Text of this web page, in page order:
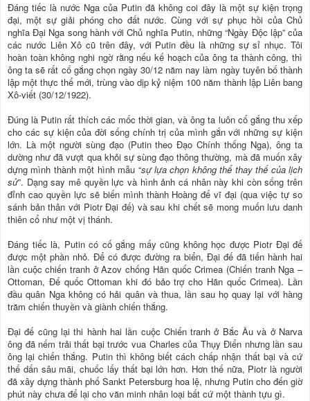
Đáng tiếc là nước Nga của Putin đã không coi đây là một sự kiện trọng
đại, một sự giải phóng cho đất nước. Cùng với sự phục hồi của Chủ
nghĩa Đại Nga song hành với Chủ nghĩa Putin, những “Ngày Độc lập” của
các nước Liên Xô cũ trên đây, với Putin đều là những sự sỉ nhục. Tôi
hoàn toàn không nghi ngờ rằng nếu kế hoạch của ông ta thành công, thì
ông ta sẽ rất cố gắng chọn ngày 30/12 năm nay làm ngày tuyên bố thành
lập một thực thể mới, trùng vào dịp kỷ niệm 100 năm thành lập Liên bang
Xô-viết (30/12/1922).
Đúng là Putin rất thích các mốc thời gian, và ông ta luôn cố gắng thu xếp
cho các sự kiện của đời sống chính trị của mình gắn với những sự kiện
lớn. Là một người sùng đạo (Putin theo Đạo Chính thống Nga), ông ta
dường như đã vượt qua khỏi sự sùng đạo thông thường, mà đã muốn xây
dựng mình thành một hình mẫu “sự lựa chọn không thể thay thế của lịch
sử”. Dạng say mê quyền lực và hình ảnh cá nhân này khi còn sống trên
đỉnh cao quyền lực sẽ biến mình thành Hoàng đế vĩ đại (qua việc tự so
sánh bản thân với Piotr Đại đế) và sau khi chết sẽ mong muốn lưu danh
thiên cổ như một vị thánh.
Đáng tiếc là, Putin có cố gắng mấy cũng không học được Piotr Đại đế
được một phần nhỏ. Để có được đường ra biển, Đại đế đã tiến hành hai
lần cuộc chiến tranh ở Azov chống Hãn quốc Crimea (Chiến tranh Nga –
Ottoman, Đế quốc Ottoman khi đó bảo trợ cho Hãn quốc Crimea). Lần
đầu quân Nga không có hải quân và thua, lần sau họ quay lại với hàng
trăm chiến thuyền và giành chiến thắng.
Đại đế cũng lại thi hành hai lần cuộc Chiến tranh ở Bắc Âu và ở Narva
ông đã nếm trải thất bại trước vua Charles của Thụy Điển nhưng lần sau
ông lại chiến thắng. Putin thì không biết cách chấp nhận thất bại và cứ
thế dấn sâu mãi, chuốc lấy thất bại lớn hơn. Hơn thế nữa, Piotr là người
đã xây dựng thành phố Sankt Petersburg hoa lệ, nhưng Putin cho đến giờ
phút này chưa để lại cho văn minh nhân loại bất cứ một thành tựu gì.